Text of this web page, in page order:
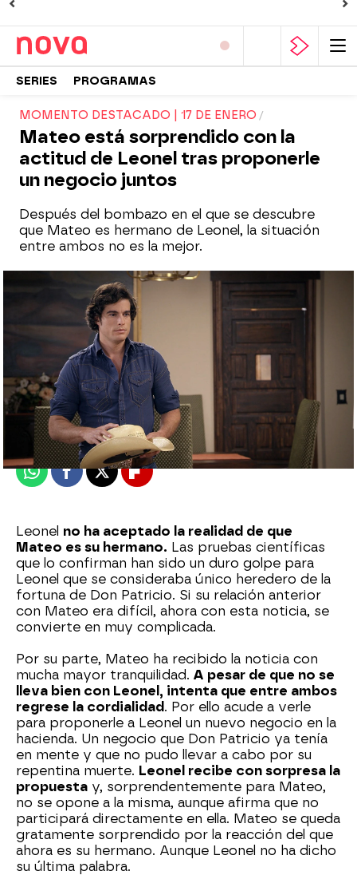
SERIES PROGRAMAS
MOMENTO DESTACADO | 17 DE ENERO
Mateo está sorprendido con la
actitud de Leonel tras proponerle
un negocio juntos
Después del bombazo en el que se descubre
que Mateo es hermano de Leonel, la situación
entre ambos no es la mejor.
Nova
Publicado:17 de enero de 2023, 20:34
WhatsappFacebook
X Flipboard
Leonel no ha aceptado la realidad de que
Mateo es su hermano. Las pruebas científicas
que lo confirman han sido un duro golpe para
Leonel que se consideraba único heredero de la
fortuna de Don Patricio. Si su relación anterior
con Mateo era difícil, ahora con esta noticia, se
convierte en muy complicada.
Por su parte, Mateo ha recibido la noticia con
mucha mayor tranquilidad. A pesar de que no se
lleva bien con Leonel, intenta que entre ambos
regrese la cordialidad . Por ello acude a verle
para proponerle a Leonel un nuevo negocio en la
hacienda. Un negocio que Don Patricio ya tenía
en mente y que no pudo llevar a cabo por su
repentina muerte. Leonel recibe con sorpresa la
propuesta y, sorprendentemente para Mateo,
no se opone a la misma, aunque afirma que no
participará directamente en ella. Mateo se queda
gratamente sorprendido por la reacción del que
ahora es su hermano. Aunque Leonel no ha dicho
su última palabra.